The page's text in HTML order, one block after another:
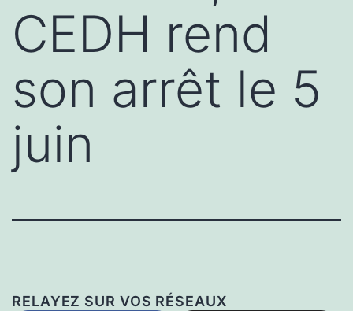
CEDH rend
son arrêt le 5
juin
RELAYEZ SUR VOS RÉSEAUX